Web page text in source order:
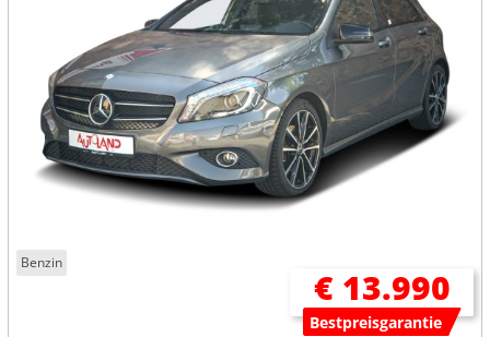
Benzin
€ 13.990
Bestpreisgarantie